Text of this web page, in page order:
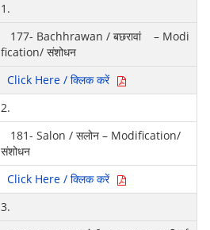
1.
177- Bachhrawan / बछरावां – Modi
fication/ संशोधन
Click Here / क्लिक करें
2.
181- Salon / सलोन – Modification/
संशोधन
Click Here / क्लिक करें
3.